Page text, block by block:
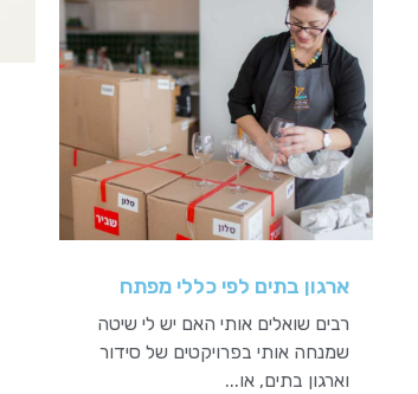
ארגון בתים לפי כללי מפתח
רבים שואלים אותי האם יש לי שיטה
שמנחה אותי בפרויקטים של סידור
וארגון בתים, או...